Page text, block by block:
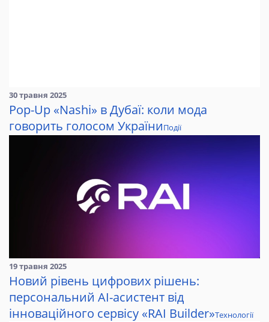
30 травня 2025
Pop-Up «Nashi» в Дубаї: коли мода
говорить голосом УкраїниПодії
19 травня 2025
Новий рівень цифрових рішень:
персональний AI-асистент від
інноваційного сервісу «RAI Builder»Технології